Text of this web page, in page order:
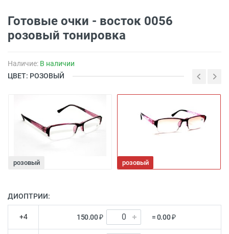
Готовые очки - восток 0056
розовый тонировка
Наличие: В наличии
ЦВЕТ: РОЗОВЫЙ
розовый розовый
ДИОПТРИИ:
+4 150.00 ₽ = 0.00 ₽